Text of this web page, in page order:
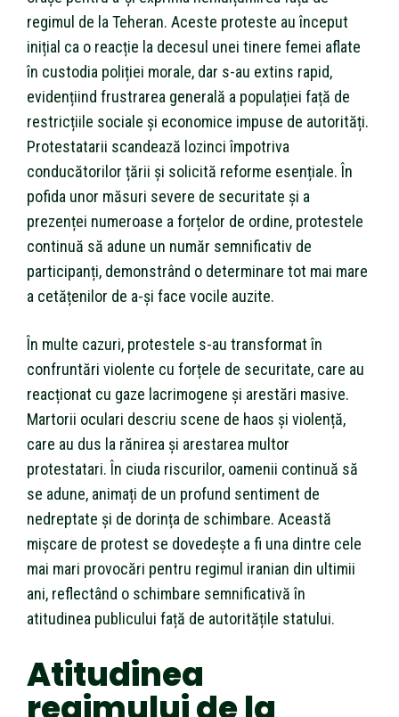
regimul de la Teheran. Aceste proteste au început
inițial ca o reacție la decesul unei tinere femei aflate
în custodia poliției morale, dar s-au extins rapid,
evidențiind frustrarea generală a populației față de
restricțiile sociale și economice impuse de autorități.
Protestatarii scandează lozinci împotriva
conducătorilor țării și solicită reforme esențiale. În
pofida unor măsuri severe de securitate și a
prezenței numeroase a forțelor de ordine, protestele
continuă să adune un număr semnificativ de
participanți, demonstrând o determinare tot mai mare
a cetățenilor de a-și face vocile auzite.
În multe cazuri, protestele s-au transformat în
confruntări violente cu forțele de securitate, care au
reacționat cu gaze lacrimogene și arestări masive.
Martorii oculari descriu scene de haos și violență,
care au dus la rănirea și arestarea multor
protestatari. În ciuda riscurilor, oamenii continuă să
se adune, animați de un profund sentiment de
nedreptate și de dorința de schimbare. Această
mișcare de protest se dovedește a fi una dintre cele
mai mari provocări pentru regimul iranian din ultimii
ani, reflectând o schimbare semnificativă în
atitudinea publicului față de autoritățile statului.
Atitudinea